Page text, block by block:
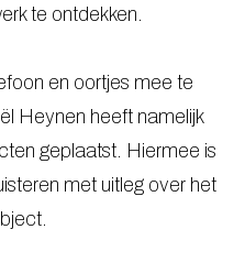
te ontdekken.
en oortjes mee te
Heynen heeft namelijk
geplaatst. Hiermee is
met uitleg over het